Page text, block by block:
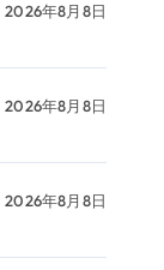
2026年8月8日
2026年8月8日
2026年8月8日